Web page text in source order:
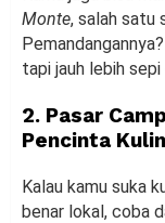
Monte, salah satu
tapi jauh lebih
2. Pasar
Pencinta
Kalau kamu suka
benar lokal, coba